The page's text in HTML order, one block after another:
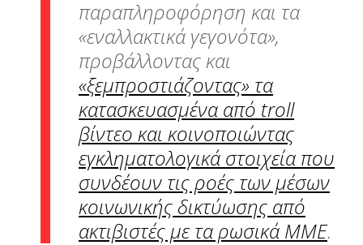
παραπληροφόρηση και τα
«εναλλακτικά γεγονότα»,
προβάλλοντας και
«ξεμπροστιάζοντας» τα
κατασκευασμένα από troll
βίντεο και κοινοποιώντας
εγκληματολογικά στοιχεία που
συνδέουν τις ροές των μέσων
κοινωνικής δικτύωσης από
ακτιβιστές με τα ρωσικά ΜΜΕ.